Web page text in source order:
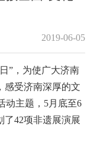
2019-06-05
”，为使广大济南
感受济南深厚的文
动主题，5月底至6
了42项非遗展演展